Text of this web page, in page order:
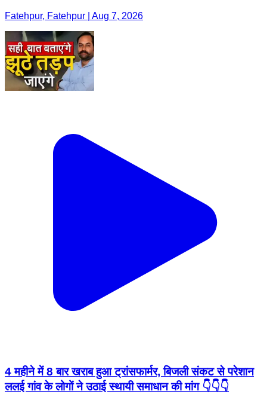
Fatehpur, Fatehpur | Aug 7, 2026
4 महीने में 8 बार खराब हुआ ट्रांसफार्मर, बिजली संकट से परेशान
ललई गांव के लोगों ने उठाई स्थायी समाधान की मांग 👇👇👇